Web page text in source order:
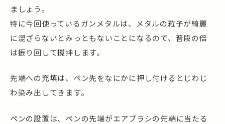
ましょう。
特に今回使っているガンメタルは、メタルの粒子が綺麗
に混ざらないとみっともないことになるので、普段の倍
は振り回して撹拌します。
先端への充填は、ペン先をなにかに押し付けるとじわじ
わ染み出してきます。
ペンの設置は、ペンの先端がエアブラシの先端に当たる